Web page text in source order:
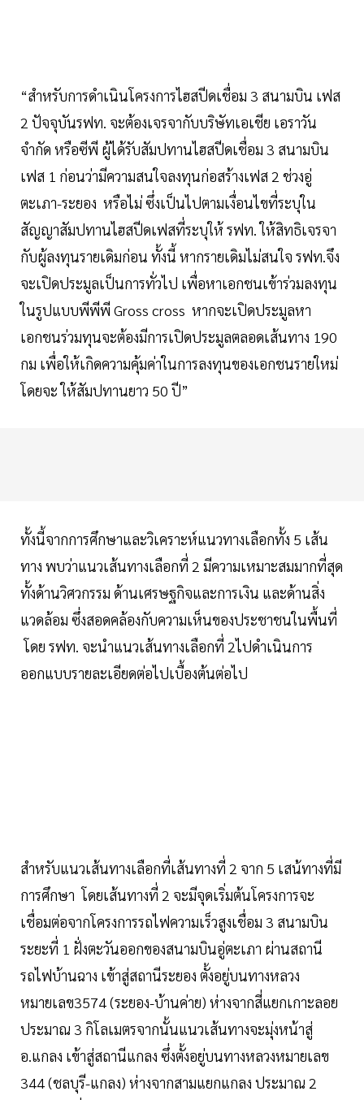
“สำหรับการดำเนินโครงการไฮสปีดเชื่อม 3 สนามบิน เฟส
2 ปัจจุบันรฟท. จะต้องเจรจากับบริษัทเอเชีย เอราวัน
จำกัด หรือซีพี ผู้ได้รับสัมปทานไฮสปีดเชื่อม 3 สนามบิน
เฟส 1 ก่อนว่ามีความสนใจลงทุนก่อสร้างเฟส 2 ช่วงอู่
ตะเภา-ระยอง หรือไม่ ซึ่งเป็นไปตามเงื่อนไขที่ระบุใน
สัญญาสัมปทานไฮสปีดเฟสที่ระบุให้ รฟท. ให้สิทธิเจรจา
กับผู้ลงทุนรายเดิมก่อน ทั้งนี้ หากรายเดิมไม่สนใจ รฟท.จึง
จะเปิดประมูลเป็นการทั่วไป เพื่อหาเอกชนเข้าร่วมลงทุน
ในรูปแบบพีพีพี Gross cross หากจะเปิดประมูลหา
เอกชนร่วมทุนจะต้องมีการเปิดประมูลตลอดเส้นทาง 190
กม เพื่อให้เกิดความคุ้มค่าในการลงทุนของเอกชนรายใหม่
โดยจะ ให้สัมปทานยาว 50 ปี”
ทั้งนี้จากการศึกษาและวิเคราะห์แนวทางเลือกทั้ง 5 เส้น
ทาง พบว่าแนวเส้นทางเลือกที่ 2 มีความเหมาะสมมากที่สุด
ทั้งด้านวิศวกรรม ด้านเศรษฐกิจและการเงิน และด้านสิ่ง
แวดล้อม ซึ่งสอดคล้องกับความเห็นของประชาชนในพื้นที่
โดย รฟท. จะนำแนวเส้นทางเลือกที่ 2ไปดำเนินการ
ออกแบบรายละเอียดต่อไปเบื้องต้นต่อไป
สำหรับแนวเส้นทางเลือกที่เส้นทางที่ 2 จาก 5 เสน้ทางที่มี
การศึกษา โดยเส้นทางที่ 2 จะมีจุดเริ่มต้นโครงการจะ
เชื่อมต่อจากโครงการรถไฟความเร็วสูงเชื่อม 3 สนามบิน
ระยะที่ 1 ฝั่งตะวันออกของสนามบินอู่ตะเภา ผ่านสถานี
รถไฟบ้านฉาง เข้าสู่สถานีระยอง ตั้งอยู่บนทางหลวง
หมายเลข3574 (ระยอง-บ้านค่าย) ห่างจากสี่แยกเกาะลอย
ประมาณ 3 กิโลเมตรจากนั้นแนวเส้นทางจะมุ่งหน้าสู่
อ.แกลง เข้าสู่สถานีแกลง ซึ่งตั้งอยู่บนทางหลวงหมายเลข
344 (ชลบุรี-แกลง) ห่างจากสามแยกแกลง ประมาณ 2